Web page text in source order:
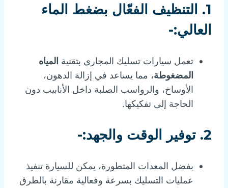
1. التنظيف الفعّال بضغط الماء
العالي:-
تعمل سيارات تسليك المجاري بتقنية المياه
المضغوطة، مما يساعد في إزالة الدهون،
الأوساخ، والرواسب الصلبة داخل الأنابيب دون
الحاجة إلى تفكيكها.
2. توفير الوقت والجهد:-
بفضل المعدات المتطورة، يمكن للسيارة تنفيذ
عمليات التسليك بسرعة وفعالية مقارنة بالطرق